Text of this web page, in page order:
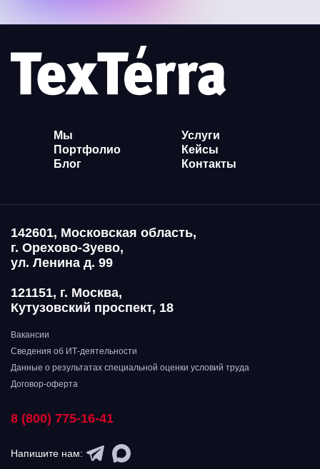
Мы
Услуги
Портфолио
Кейсы
Блог
Контакты
142601, Московская область,
г. Орехово-Зуево,
ул. Ленина д. 99
121151, г. Москва,
Кутузовский проспект, 18
Вакансии
Сведения об ИТ-деятельности
Данные о результатах специальной оценки условий труда
Договор-оферта
8 (800) 775-16-41
Напишите нам: